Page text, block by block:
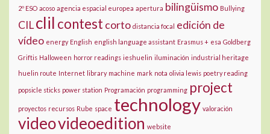
2º ESO acoso agencia espacial europea apertura bilingüismo Bullying
CILclil contest corto distancia focal
edición de
vídeo energy English english language assistant Erasmus + esa Goldberg
Griftis Halloween horror readings ieshuelin iluminación industrial heritage
huelin route Internet library machine mark nota olivia lewis poetry reading
popsicle sticks power station Programación programming project
proyectos recursos Rube space technology valoración
videovideoedition website